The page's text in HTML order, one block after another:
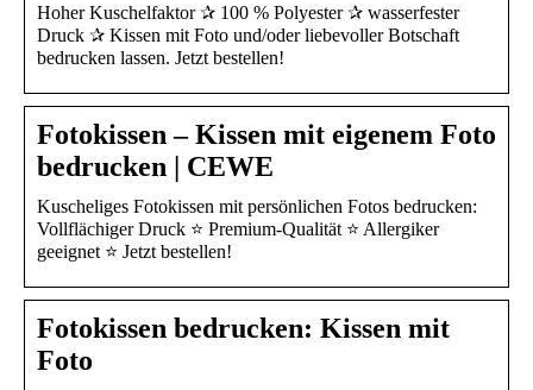
Hoher Kuschelfaktor ✰ 100 % Polyester ✰ wasserfester
Druck ✰ Kissen mit Foto und/oder liebevoller Botschaft
bedrucken lassen. Jetzt bestellen!
Fotokissen – Kissen mit eigenem Foto
bedrucken | CEWE
Kuscheliges Fotokissen mit persönlichen Fotos bedrucken:
Vollflächiger Druck ⭐ Premium-Qualität ⭐ Allergiker
geeignet ⭐ Jetzt bestellen!
Fotokissen bedrucken: Kissen mit
Foto